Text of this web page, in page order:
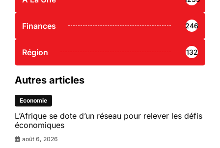
Finances 246
Région 132
Autres articles
Economie
L’Afrique se dote d’un réseau pour relever les défis
économiques
août 6, 2026